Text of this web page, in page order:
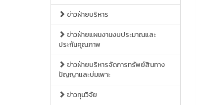
ข่าวฝ่ายบริหาร
ข่าวฝ่ายแผนงานงบประมาณและ
ประกันคุณภาพ
ข่าวฝ่ายบริหารจัดการทรัพย์สินทาง
ปัญญาและบ่มเพาะ
ข่าวทุนวิจัย